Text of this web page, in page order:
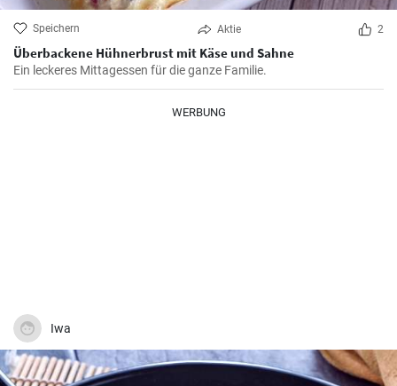
Speichern Aktie 2
Überbackene Hühnerbrust mit Käse und Sahne
Ein leckeres Mittagessen für die ganze Familie.
WERBUNG
Iwa